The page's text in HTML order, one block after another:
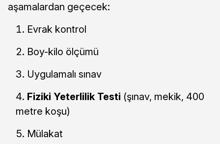
aşamalardan geçecek:
Evrak kontrol
Boy-kilo ölçümü
Uygulamalı sınav
Fiziki Yeterlilik Testi (şınav, mekik, 400
metre koşu)
Mülakat